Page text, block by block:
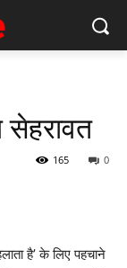
0
165
है’ के लिए पहचाने